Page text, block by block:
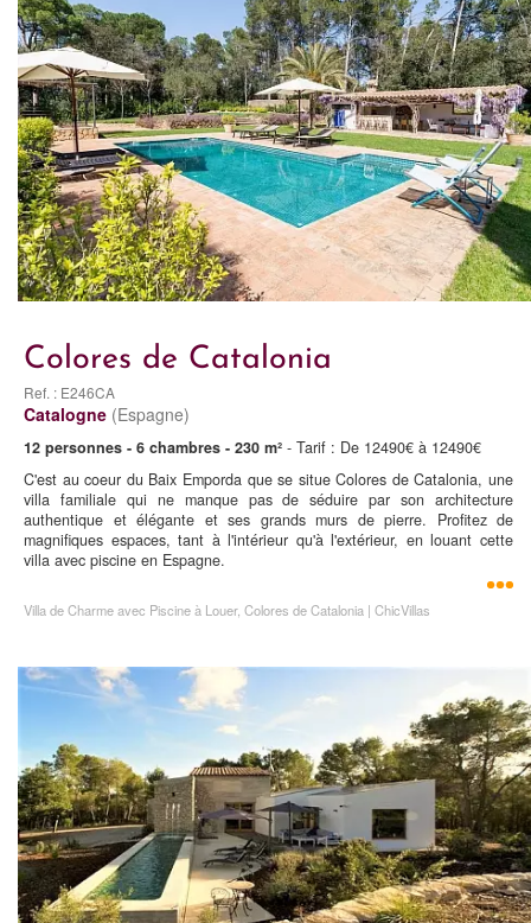
Colores de Catalonia
Ref. : E246CA
Catalogne (Espagne)
12 personnes - 6 chambres - 230 m² - Tarif : De 12490€ à 12490€
C'est au coeur du Baix Emporda que se situe Colores de Catalonia, une
villa familiale qui ne manque pas de séduire par son architecture
authentique et élégante et ses grands murs de pierre. Profitez de
magnifiques espaces, tant à l'intérieur qu'à l'extérieur, en louant cette
villa avec piscine en Espagne.
Villa de Charme avec Piscine à Louer, Colores de Catalonia | ChicVillas